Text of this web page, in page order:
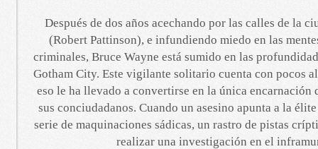
Después de dos años acechando por las calles de la
(Robert Pattinson), e infundiendo miedo en las
criminales, Bruce Wayne está sumido en las
Gotham City. Este vigilante solitario cuenta con pocos
eso le ha llevado a convertirse en la única encarnación
sus conciudadanos. Cuando un asesino apunta a la
serie de maquinaciones sádicas, un rastro de pistas
realizar una investigación en el